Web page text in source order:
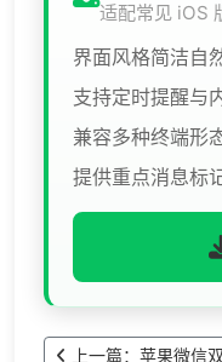
适配常见 iOS
界面风格简洁自
支持定时提醒与
兼容多种终端形
提供重点消息标
上一篇：苹果微信